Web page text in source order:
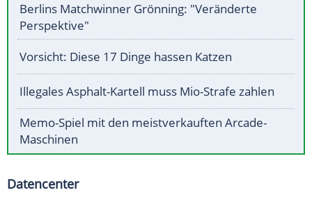
Berlins Matchwinner Grönning: "Veränderte
Perspektive"
Vorsicht: Diese 17 Dinge hassen Katzen
Illegales Asphalt-Kartell muss Mio-Strafe zahlen
Memo-Spiel mit den meistverkauften Arcade-
Maschinen
Datencenter